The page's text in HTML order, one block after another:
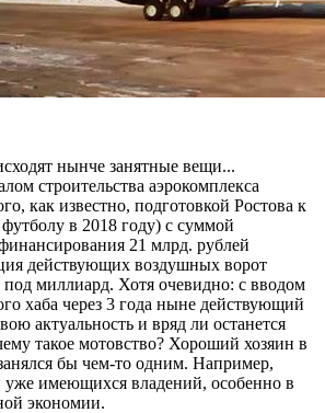
нынче занятные вещи...
строительства аэрокомплекса
как известно, подготовкой Ростова к
в 2018 году) с суммой
21 млрд. рублей
действующих воздушных ворот
миллиард. Хотя очевидно: с вводом
хаба через 3 года ныне действующий
актуальность и вряд ли останется
такое мотовство? Хороший хозяин в
бы чем-то одним. Например,
уже имеющихся владений, особенно в
экономии.